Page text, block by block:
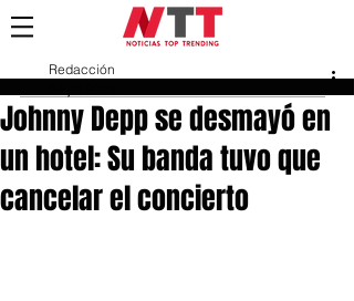
Johnny Depp se desmayó en
un hotel: Su banda tuvo que
cancelar el concierto
Redacción